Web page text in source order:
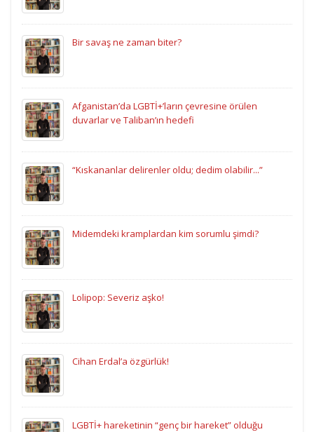
Bir savaş ne zaman biter?
Afganistan’da LGBTİ+’ların çevresine örülen
duvarlar ve Taliban’ın hedefi
“Kıskananlar delirenler oldu; dedim olabilir...”
Midemdeki kramplardan kim sorumlu şimdi?
Lolipop: Severiz aşko!
Cihan Erdal’a özgürlük!
LGBTİ+ hareketinin “genç bir hareket” olduğu